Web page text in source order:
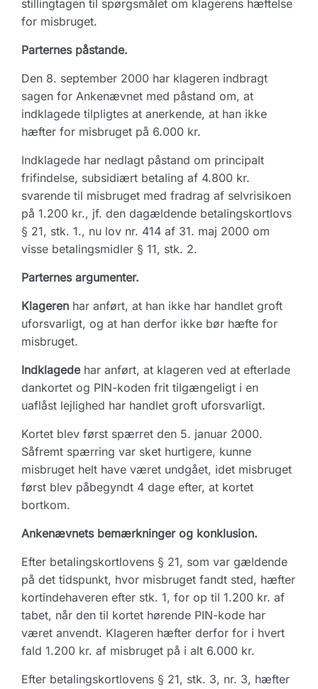
stillingtagen til spørgsmålet om klagerens hæftelse
for misbruget.
Parternes påstande.
Den 8. september 2000 har klageren indbragt
sagen for Ankenævnet med påstand om, at
indklagede tilpligtes at anerkende, at han ikke
hæfter for misbruget på 6.000 kr.
Indklagede har nedlagt påstand om principalt
frifindelse, subsidiært betaling af 4.800 kr.
svarende til misbruget med fradrag af selvrisikoen
på 1.200 kr., jf. den dagældende betalingskortlovs
§ 21, stk. 1., nu lov nr. 414 af 31. maj 2000 om
visse betalingsmidler § 11, stk. 2.
Parternes argumenter.
Klageren har anført, at han ikke har handlet groft
uforsvarligt, og at han derfor ikke bør hæfte for
misbruget.
Indklagedehar anført, at klageren ved at efterlade
dankortet og PIN-koden frit tilgængeligt i en
uaflåst lejlighed har handlet groft uforsvarligt.
Kortet blev først spærret den 5. januar 2000.
Såfremt spærring var sket hurtigere, kunne
misbruget helt have været undgået, idet misbruget
først blev påbegyndt 4 dage efter, at kortet
bortkom.
Ankenævnets bemærkninger og konklusion.
Efter betalingskortlovens § 21, som var gældende
på det tidspunkt, hvor misbruget fandt sted, hæfter
kortindehaveren efter stk. 1, for op til 1.200 kr. af
tabet, når den til kortet hørende PIN-kode har
været anvendt. Klageren hæfter derfor for i hvert
fald 1.200 kr. af misbruget på i alt 6.000 kr.
Efter betalingskortlovens § 21, stk. 3, nr. 3, hæfter